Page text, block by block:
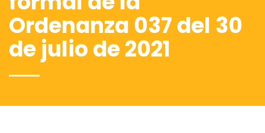
Ordenanza 037 del 30
de julio de 2021